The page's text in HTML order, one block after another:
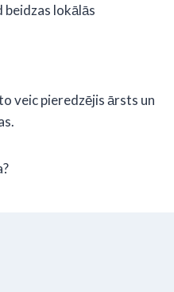
beidzas lokālās
veic pieredzējis ārsts un